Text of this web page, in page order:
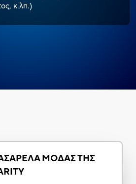
κ.λπ.)
ΜΟΔΑΣ ΤΗΣ